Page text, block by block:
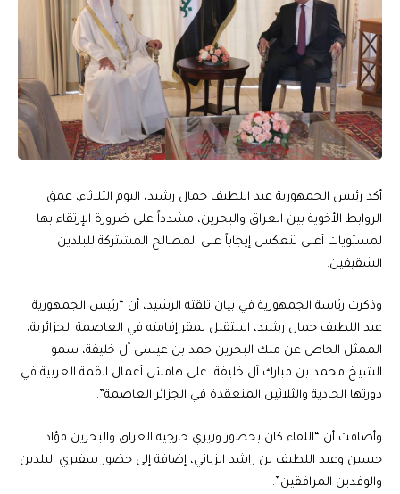
أكد رئيس الجمهورية عبد اللطيف جمال رشيد، اليوم الثلاثاء، عمق
الروابط الأخوية بين العراق والبحرين، مشدداً على ضرورة الإرتقاء بها
لمستويات أعلى تنعكس إيجاباً على المصالح المشتركة للبلدين
الشقيقين.
وذكرت رئاسة الجمهورية في بيان تلقته الرشيد، أن “رئيس الجمهورية
عبد اللطيف جمال رشيد، استقبل بمقر إقامته في العاصمة الجزائرية،
الممثل الخاص عن ملك البحرين حمد بن عيسى آل خليفة، سمو
الشيخ محمد بن مبارك آل خليفة، على هامش أعمال القمة العربية في
دورتها الحادية والثلاثين المنعقدة في الجزائر العاصمة”.
وأضافت أن “اللقاء كان بحضور وزيري خارجية العراق والبحرين فؤاد
حسين وعبد اللطيف بن راشد الزياني، إضافة إلى حضور سفيري البلدين
والوفدين المرافقين”.